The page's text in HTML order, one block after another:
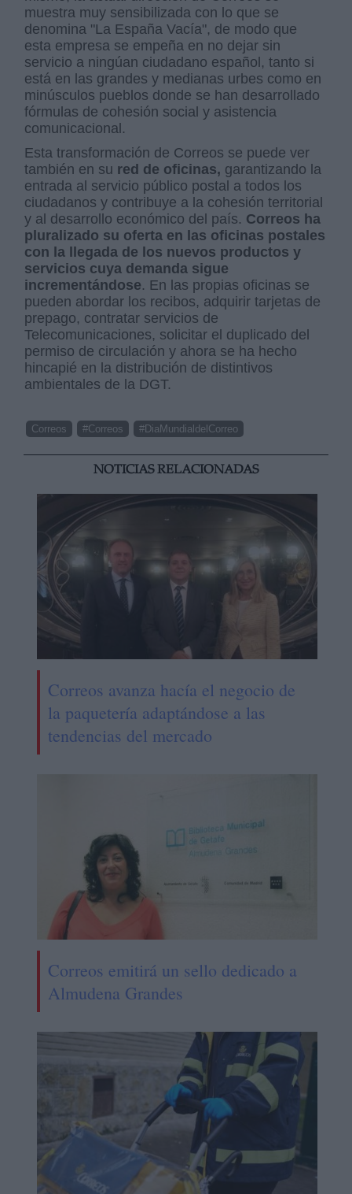
muestra muy sensibilizada con lo que se
denomina "La España Vacía", de modo que
esta empresa se empeña en no dejar sin
servicio a ningúan ciudadano español, tanto si
está en las grandes y medianas urbes como en
minúsculos pueblos donde se han desarrollado
fórmulas de cohesión social y asistencia
comunicacional.
Esta transformación de Correos se puede ver
también en su red de oficinas, garantizando la
entrada al servicio público postal a todos los
ciudadanos y contribuye a la cohesión territorial
y al desarrollo económico del país. Correos ha
pluralizado su oferta en las oficinas postales
con la llegada de los nuevos productos y
servicios cuya demanda sigue
incrementándose. En las propias oficinas se
pueden abordar los recibos, adquirir tarjetas de
prepago, contratar servicios de
Telecomunicaciones, solicitar el duplicado del
permiso de circulación y ahora se ha hecho
hincapié en la distribución de distintivos
ambientales de la DGT.
Correos #Correos #DiaMundialdelCorreo
NOTICIAS RELACIONADAS
Correos avanza hacía el negocio de
la paquetería adaptándose a las
tendencias del mercado
Correos emitirá un sello dedicado a
Almudena Grandes